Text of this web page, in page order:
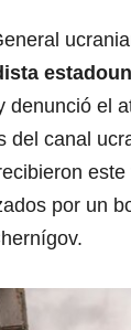
denunció el
del canal
este
por un